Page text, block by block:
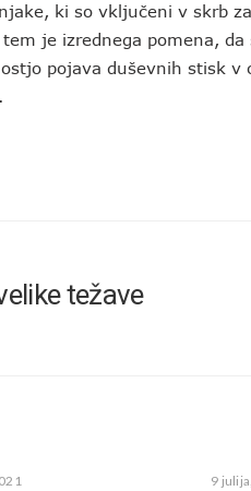
ki so vključeni v skrb
je izrednega pomena,
pojava duševnih stisk v
težave
9